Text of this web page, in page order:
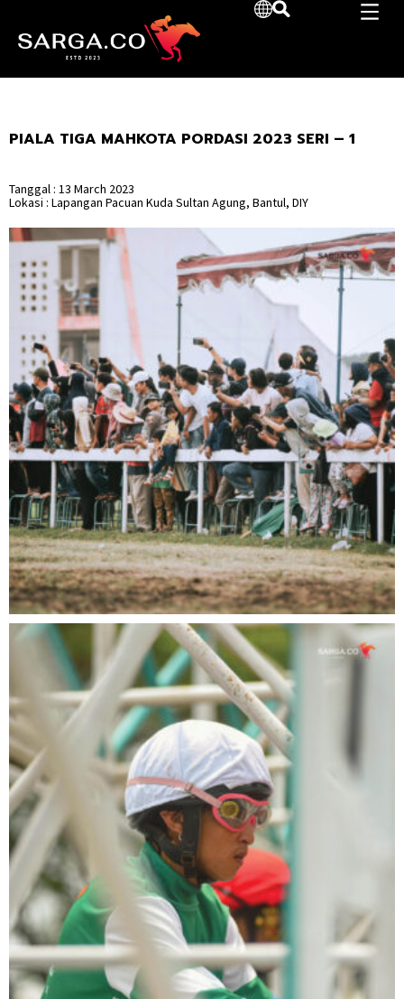
PIALA TIGA MAHKOTA PORDASI 2023 SERI – 1
Tanggal : 13 March 2023
Lokasi : Lapangan Pacuan Kuda Sultan Agung, Bantul, DIY